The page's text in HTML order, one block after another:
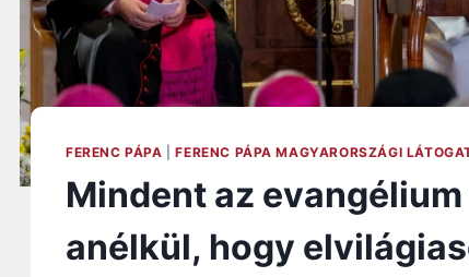
FERENC PÁPA |FERENC PÁPA MAGYARORSZÁGI
Mindent az
anélkül, hogy